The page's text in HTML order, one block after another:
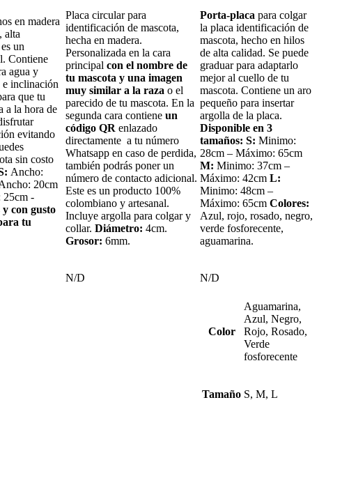
en madera
alta
un
Contiene
agua y
e inclinación
que tu
a la hora de
evitando
sin costo
Ancho:
20cm
25cm -
con gusto
tu
Placa circular para
identificación de mascota,
hecha en madera.
Personalizada en la cara
principal con el nombre de
tu mascota y una imagen
muy similar a la raza o el
parecido de tu mascota. En la
segunda cara contiene un
código QR enlazado
directamente a tu número
Whatsapp en caso de perdida,
también podrás poner un
número de contacto adicional.
Este es un producto 100%
colombiano y artesanal.
Incluye argolla para colgar y
collar. Diámetro: 4cm.
Grosor: 6mm.
Porta-placa para colgar
la placa identificación de
mascota, hecho en hilos
de alta calidad. Se puede
graduar para adaptarlo
mejor al cuello de tu
mascota. Contiene un aro
pequeño para insertar
argolla de la placa.
Disponible en 3
tamaños: S: Minimo:
28cm – Máximo: 65cm
M: Minimo: 37cm –
Máximo: 42cm L:
Minimo: 48cm –
Máximo: 65cm Colores:
Azul, rojo, rosado, negro,
verde fosforecente,
aguamarina.
N/D N/D
Color
Aguamarina,
Azul, Negro,
Rojo, Rosado,
Verde
fosforecente
Tamaño S, M, L